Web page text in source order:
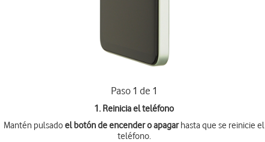
Paso 1 de 1
1. Reinicia el teléfono
Mantén pulsadoel botón de encender o apagarhasta que se reinicie el
teléfono.